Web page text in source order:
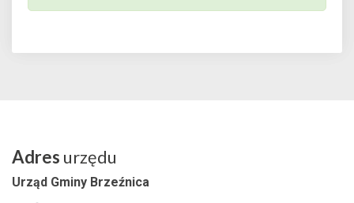
Adres urzędu
Urząd Gminy Brzeźnica